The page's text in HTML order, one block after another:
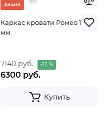
Акция
Каркас кровати Ромео 1400
мм
7140 руб. -12 %
6300 руб.
Купить